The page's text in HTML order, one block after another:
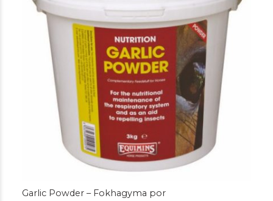
Garlic Powder – Fokhagyma por